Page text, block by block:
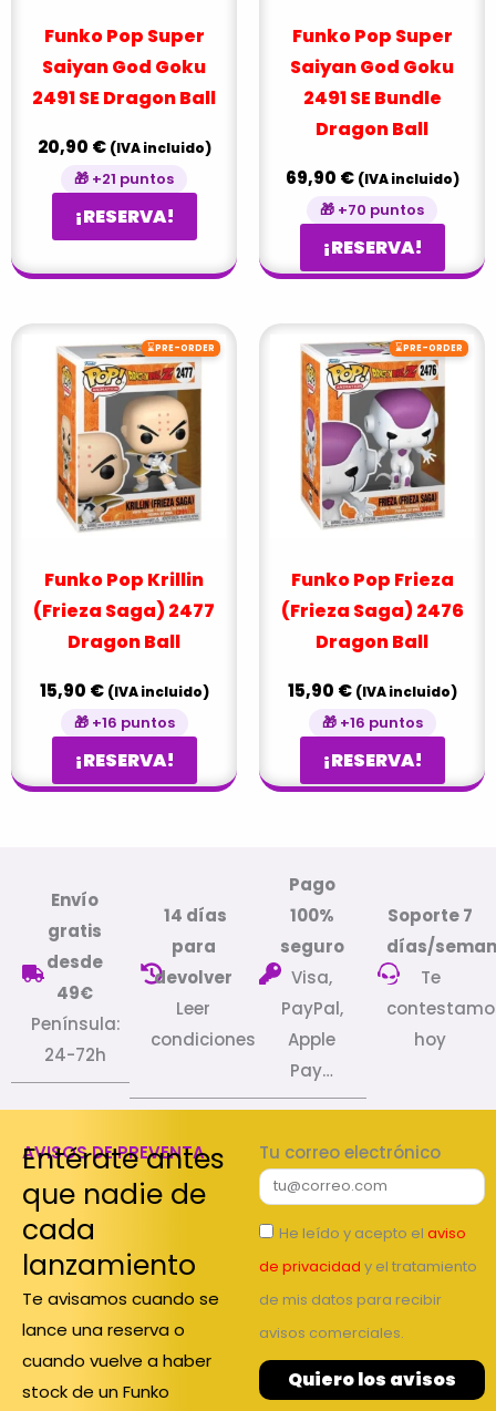
Funko Pop Super
Saiyan God Goku
2491 SE Dragon Ball
20,90 € (IVA incluido)
🎁 +21 puntos
¡RESERVA!
Funko Pop Super
Saiyan God Goku
2491 SE Bundle
Dragon Ball
69,90 € (IVA incluido)
🎁 +70 puntos
¡RESERVA!
⌛PRE-ORDER
Funko Pop Krillin
(Frieza Saga) 2477
Dragon Ball
15,90 € (IVA incluido)
🎁 +16 puntos
¡RESERVA!
⌛PRE-ORDER
Funko Pop Frieza
(Frieza Saga) 2476
Dragon Ball
15,90 € (IVA incluido)
🎁 +16 puntos
¡RESERVA!
Envío
gratis
desde
49€
Península:
24-72h
14 días
para
devolver
Leer
condiciones
Pago
100%
seguro
Visa,
PayPal,
Apple
Pay…
Soporte 7
días/
Te
hoy
AVISOS DE PREVENTA
Entérate antes
que nadie de
cada
lanzamiento
Te avisamos cuando se
lance una reserva o
cuando vuelve a haber
stock de un Funko
Tu correo electrónico
He leído y acepto el aviso
de privacidad y el tratamiento
de mis datos para recibir
avisos comerciales.
Quiero los avisos